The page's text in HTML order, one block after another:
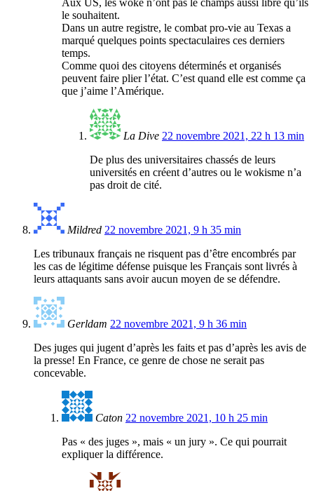
le souhaitent.
Dans un autre registre, le combat pro-vie au Texas a
marqué quelques points spectaculaires ces derniers
temps.
Comme quoi des citoyens déterminés et organisés
peuvent faire plier l’état. C’est quand elle est comme ça
que j’aime l’Amérique.
La Dive 22 novembre 2021, 22 h 13 min
De plus des universitaires chassés de leurs
universités en créent d’autres ou le wokisme n’a
pas droit de cité.
Mildred 22 novembre 2021, 9 h 35 min
Les tribunaux français ne risquent pas d’être encombrés par
les cas de légitime défense puisque les Français sont livrés à
leurs attaquants sans avoir aucun moyen de se défendre.
Gerldam 22 novembre 2021, 9 h 36 min
Des juges qui jugent d’après les faits et pas d’après les avis de
la presse! En France, ce genre de chose ne serait pas
concevable.
Caton 22 novembre 2021, 10 h 25 min
Pas « des juges », mais « un jury ». Ce qui pourrait
expliquer la différence.